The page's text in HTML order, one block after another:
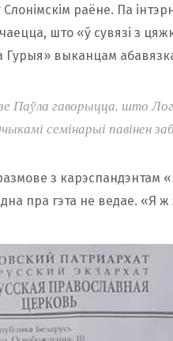
раёне. Па
што «ў сувязі з
Гурыя» выканцам
Паўла гаворыцца, што
семінарыі павінен
з карэспандэнтам
пра гэта не ведае.